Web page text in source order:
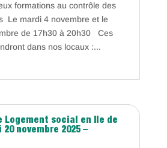
formations au contrôle des
Le mardi 4 novembre et le
de 17h30 à 20h30 Ces
dans nos locaux :...
Logement social en Ile de
novembre 2025 –